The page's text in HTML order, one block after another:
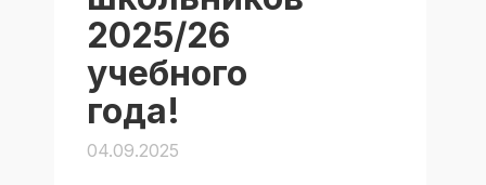
2025/26
учебного
года!
04.09.2025